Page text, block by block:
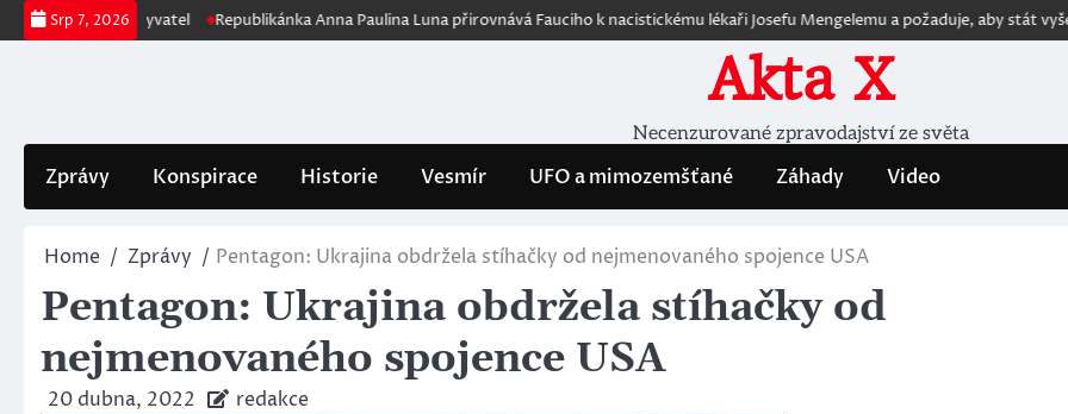
Skip
to
Srp 7, 2026
obyvatel Republikánka Anna Paulina Luna přirovnává Fauciho k nacistickému lékaři Josefu Mengelemu a požaduje, aby stát vyšetřil jeho
Akta X
Necenzurované zpravodajství ze světa
Zprávy Konspirace Historie Vesmír UFO a mimozemšťané Záhady Video
Home Zprávy Pentagon: Ukrajina obdržela stíhačky od nejmenovaného spojence USA
Pentagon: Ukrajina obdržela stíhačky od
nejmenovaného spojence USA
20 dubna, 2022 redakce